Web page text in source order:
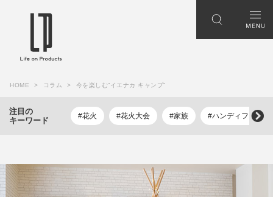
HOME コラム 今を楽しむ“イエナカ キャンプ”
注目の
キーワード
#花火 #花火大会 #家族 #ハンディファン